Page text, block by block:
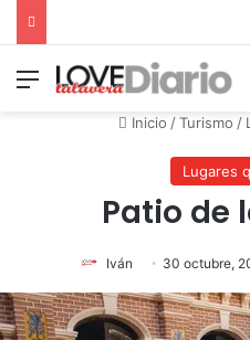
Menú
Inicio /Turismo /
Lugares
Patio de
Iván 30 octubre,